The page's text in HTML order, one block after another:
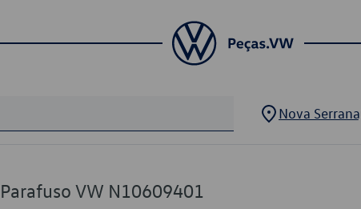
Nova Serrana
Parafuso VW N10609401